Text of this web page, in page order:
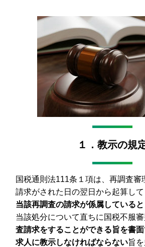
１．教示の規
国税通則法111条１項は、再調査審
請求がされた日の翌日から起算して
当該再調査の請求が係属していると
当該処分について直ちに国税不服
査請求をすることができる旨を書
求人に教示しなければならない旨